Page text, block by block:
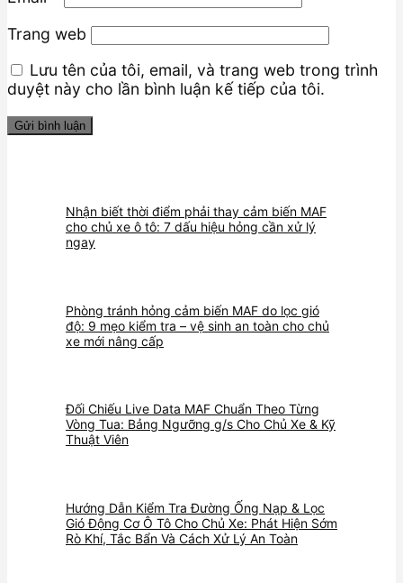
Trang web
Lưu tên của tôi, email, và trang web trong trình
duyệt này cho lần bình luận kế tiếp của tôi.
Nhận biết thời điểm phải thay cảm biến MAF
cho chủ xe ô tô: 7 dấu hiệu hỏng cần xử lý
ngay
Phòng tránh hỏng cảm biến MAF do lọc gió
độ: 9 mẹo kiểm tra – vệ sinh an toàn cho chủ
xe mới nâng cấp
Đối Chiếu Live Data MAF Chuẩn Theo Từng
Vòng Tua: Bảng Ngưỡng g/s Cho Chủ Xe & Kỹ
Thuật Viên
Hướng Dẫn Kiểm Tra Đường Ống Nạp & Lọc
Gió Động Cơ Ô Tô Cho Chủ Xe: Phát Hiện Sớm
Rò Khí, Tắc Bẩn Và Cách Xử Lý An Toàn